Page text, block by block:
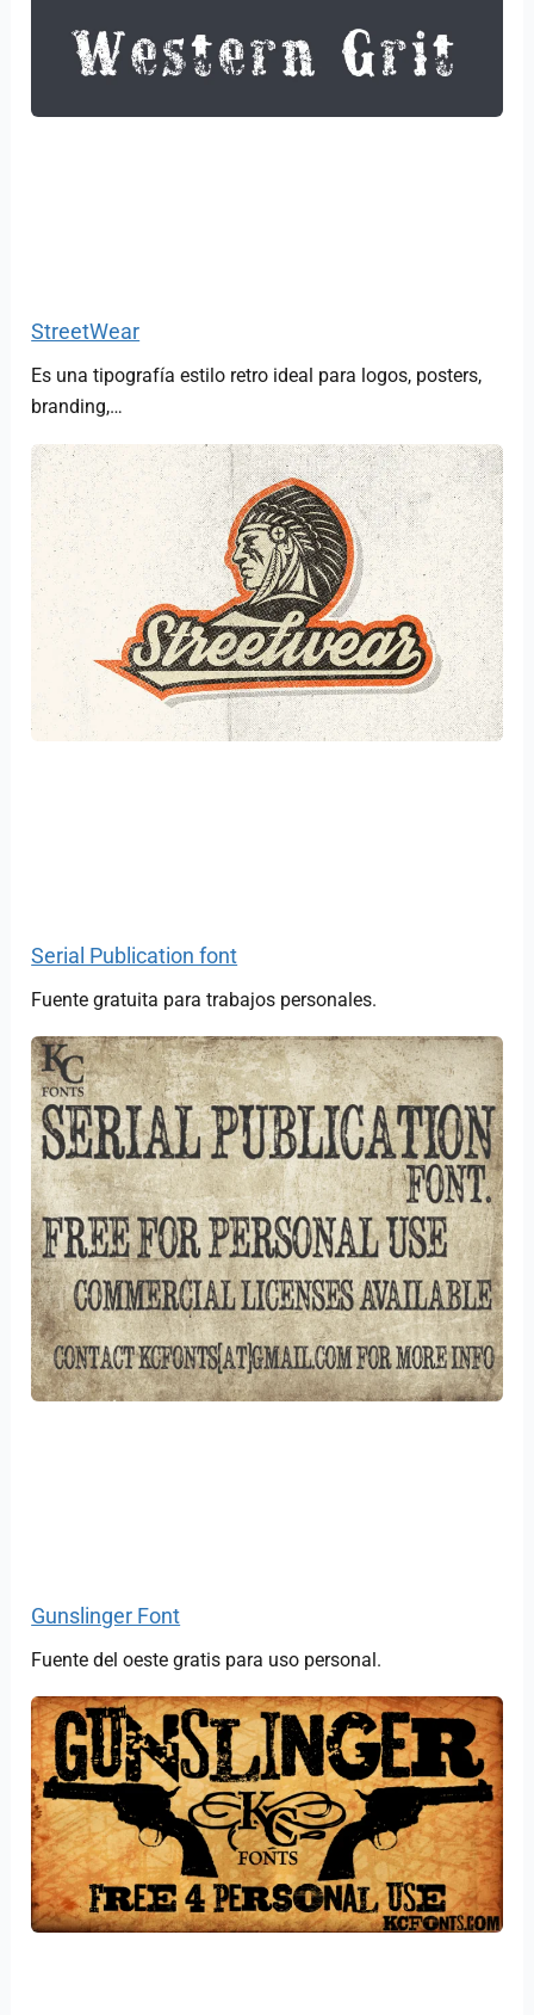
StreetWear
Es una tipografía estilo retro ideal para logos, posters,
branding,…
Serial Publication font
Fuente gratuita para trabajos personales.
Gunslinger Font
Fuente del oeste gratis para uso personal.